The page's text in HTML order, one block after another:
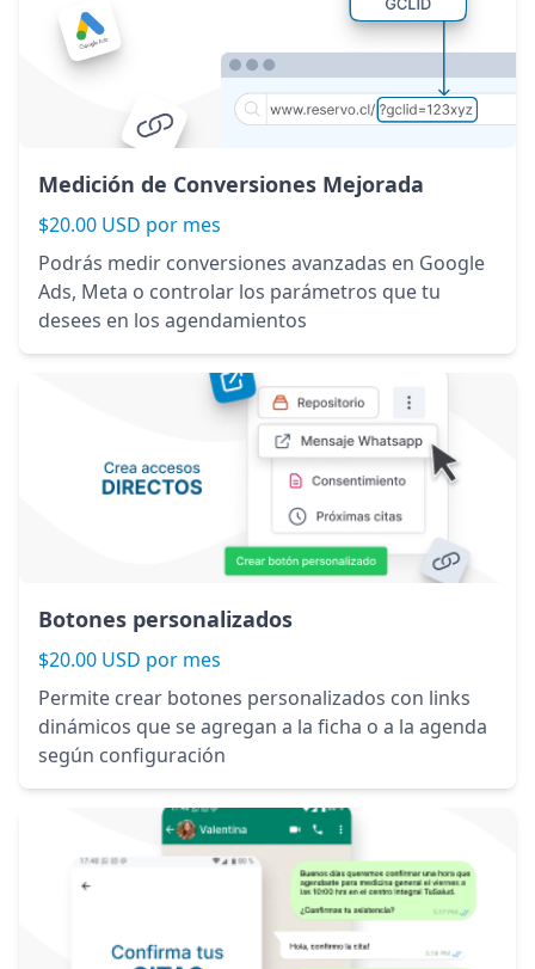
Medición de Conversiones Mejorada
$20.00 USD por mes
Podrás medir conversiones avanzadas en Google
Ads, Meta o controlar los parámetros que tu
desees en los agendamientos
Botones personalizados
$20.00 USD por mes
Permite crear botones personalizados con links
dinámicos que se agregan a la ficha o a la agenda
según configuración